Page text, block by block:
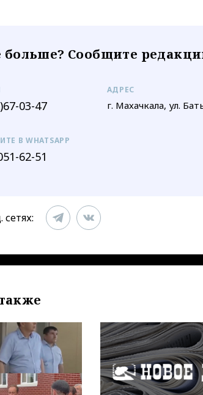
больше? Сообщите
03-47
АДРЕС
г. Махачкала, ул.
В WHATSAPP
62-51